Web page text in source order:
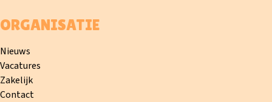
ORGANISATIE
Nieuws
Vacatures
Zakelijk
Contact